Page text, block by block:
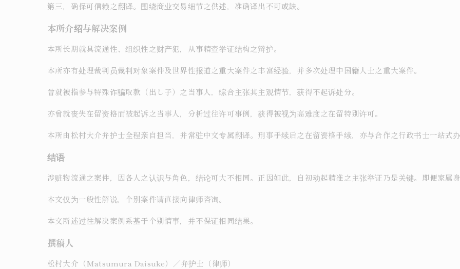
第三，确保可信赖之翻译。围绕商业交易细节之供述，准确译出不可或缺。
本所介绍与解决案例
本所长期就具流通性、组织性之财产犯，从事精查举证结构之辩护。
本所亦有处理裁判员裁判对象案件及世界性报道之重大案件之丰富经验，并多次处理中国籍人士之重大案件。
曾就被指参与特殊诈骗取款（出し子）之当事人，综合主张其主观情节，获得不起诉处分。
亦曾就丧失在留资格而被起诉之当事人，分析过往许可事例，获得被视为高难度之在留特别许可。
本所由松村大介弁护士全程亲自担当，并常驻中文专属翻译。刑事手续后之在留资格手续，亦与合作之行政书士一站式办
结语
涉赃物流通之案件，因各人之认识与角色，结论可大不相同。正因如此，自初动起精准之主张举证乃是关键。即便家属
本文仅为一般性解说，个别案件请直接向律师咨询。
本文所述过往解决案例系基于个别情事，并不保证相同结果。
撰稿人
松村大介（Matsumura Daisuke）／弁护士（律师）